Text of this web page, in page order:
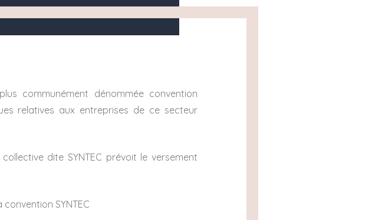
communément dénommée convention
relatives aux entreprises de ce secteur
dite SYNTEC prévoit le versement
SYNTEC